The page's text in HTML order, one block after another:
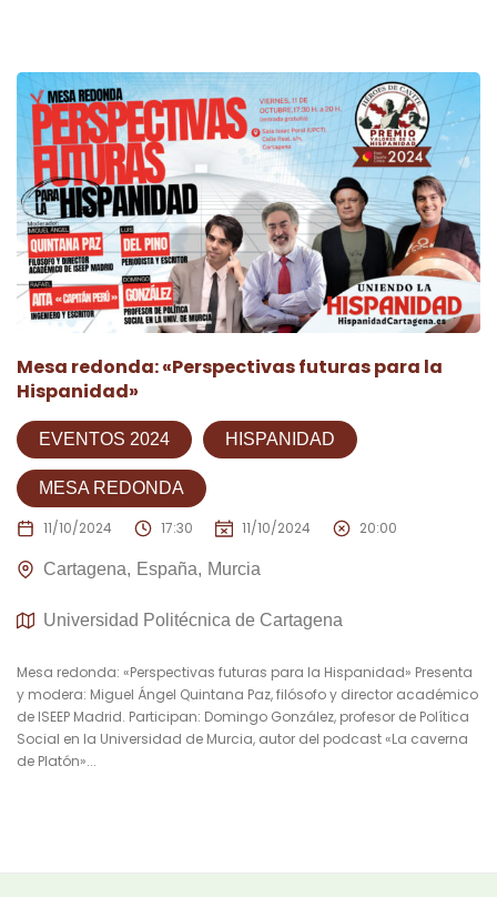
Mesa redonda: «Perspectivas futuras para la
Hispanidad»
EVENTOS 2024 HISPANIDAD
MESA REDONDA
11/10/2024 17:30 11/10/2024 20:00
Cartagena España Murcia
Universidad Politécnica de Cartagena
Mesa redonda: «Perspectivas futuras para la Hispanidad» Presenta
y modera: Miguel Ángel Quintana Paz, filósofo y director académico
de ISEEP Madrid. Participan: Domingo González, profesor de Política
Social en la Universidad de Murcia, autor del podcast «La caverna
de Platón»...